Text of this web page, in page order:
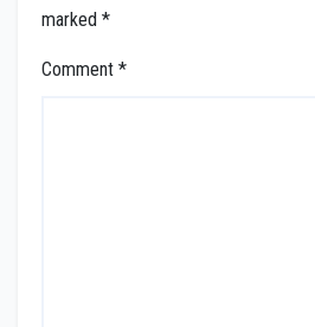
marked *
Comment *